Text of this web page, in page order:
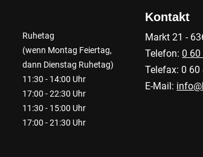
Ruhetag
(wenn Montag Feiertag,
dann Dienstag Ruhetag)
11:30 - 14:00 Uhr
17:00 - 22:30 Uhr
11:30 - 15:00 Uhr
17:00 - 21:30 Uhr
Kontakt
Markt 21 -
Telefon: 0 60
Telefax: 0 60
E-Mail: